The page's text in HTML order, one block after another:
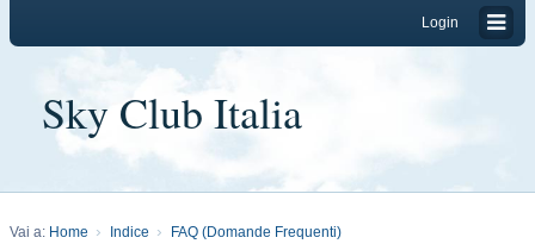
Login
Sky Club Italia
Vai a: Home Indice FAQ (Domande Frequenti)